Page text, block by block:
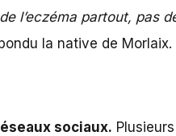
l’eczéma partout, pas
la native de Morlaix.
sociaux.